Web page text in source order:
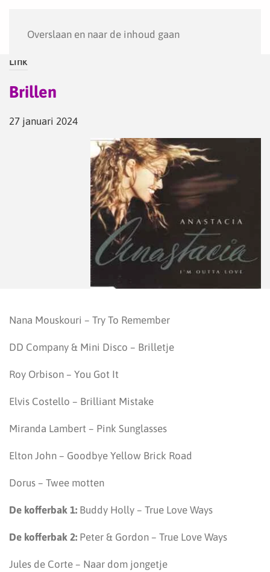
Overslaan en naar de inhoud gaan
Link
Brillen
27 januari 2024
Nana Mouskouri – Try To Remember
DD Company & Mini Disco – Brilletje
Roy Orbison – You Got It
Elvis Costello – Brilliant Mistake
Miranda Lambert – Pink Sunglasses
Elton John – Goodbye Yellow Brick Road
Dorus – Twee motten
De kofferbak 1: Buddy Holly – True Love Ways
De kofferbak 2: Peter & Gordon – True Love Ways
Jules de Corte – Naar dom jongetje